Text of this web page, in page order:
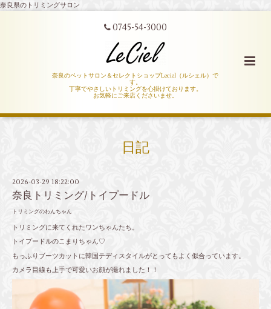
奈良県のトリミングサロン
0745-54-3000
奈良のペットサロン＆セレクトショップLeciel（ルシェル）で
す。
丁寧でやさしいトリミングを心掛けております。
お気軽にご来店くださいませ。
日記
2026-03-29 18:22:00
奈良トリミング/トイプードル
トリミングのわんちゃん
トリミングに来てくれたワンちゃんたち。
トイプードルのこまりちゃん♡
もっふりブーツカットに韓国テディスタイルがとってもよく似合っています。
カメラ目線も上手で可愛いお顔が撮れました！！